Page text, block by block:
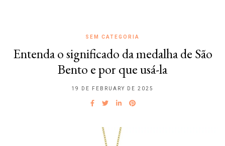
SEM CATEGORIA
Entenda o significado da medalha de São
Bento e por que usá-la
19 DE FEBRUARY DE 2025